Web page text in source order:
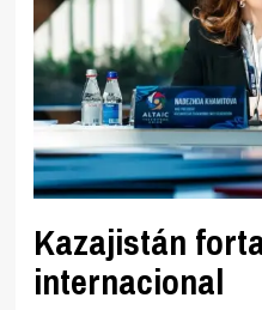
Kazajistán
internacional